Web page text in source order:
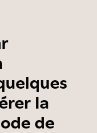
un fonds
nos
mettant pas
panier –
système mixte
–, la
la
de